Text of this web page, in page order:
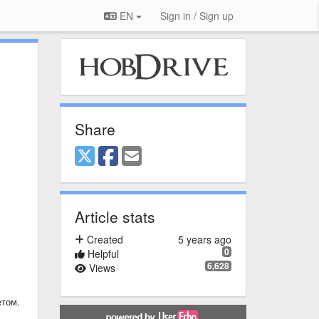
EN Sign in / Sign up
Share
Article stats
5 years ago
Created
0
Helpful
6,628
Views